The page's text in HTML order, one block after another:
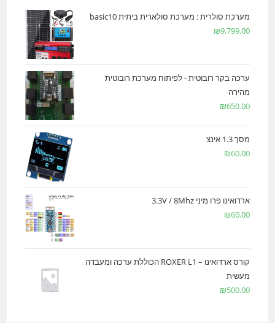
מערכת סולרית : מערכת סולארית ביתית basic10
₪9,799.00
ערכה בקר רובוטית - לפיתוח מערכת רובוטית
מהירה
₪650.00
מסך 1.3 אינצ
₪60.00
ארדואינו פרו מיני 3.3V / 8Mhz
₪60.00
קורס ארדואינו – ROXER L1 הכוללת ערכה ומעבדה
מעשית
₪500.00